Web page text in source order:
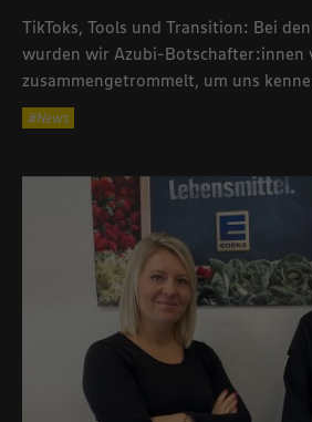
TikToks, Tools und Transition: Bei
wurden wir Azubi-Botschafter:innen
zusammengetrommelt, um uns
News